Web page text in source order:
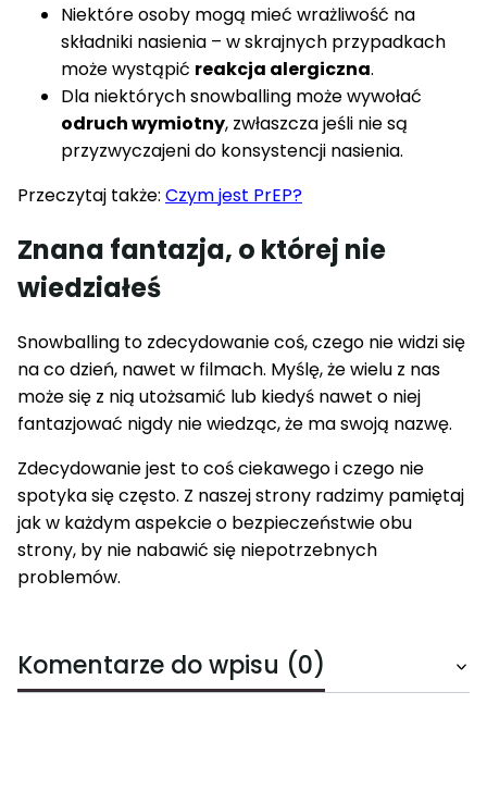
Niektóre osoby mogą mieć wrażliwość na
składniki nasienia – w skrajnych przypadkach
może wystąpić reakcja alergiczna.
Dla niektórych snowballing może wywołać
odruch wymiotny, zwłaszcza jeśli nie są
przyzwyczajeni do konsystencji nasienia.
Przeczytaj także: Czym jest PrEP?
Znana fantazja, o której nie
wiedziałeś
Snowballing to zdecydowanie coś, czego nie widzi się
na co dzień, nawet w filmach. Myślę, że wielu z nas
może się z nią utożsamić lub kiedyś nawet o niej
fantazjować nigdy nie wiedząc, że ma swoją nazwę.
Zdecydowanie jest to coś ciekawego i czego nie
spotyka się często. Z naszej strony radzimy pamiętaj
jak w każdym aspekcie o bezpieczeństwie obu
strony, by nie nabawić się niepotrzebnych
problemów.
Komentarze do wpisu (0)